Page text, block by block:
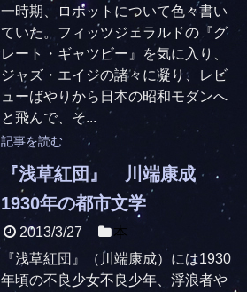
一時期、ロボットについて色々書い
ていた。フィッツジェラルドの『グ
レート・ギャツビー』を気に入り、
ジャズ・エイジの諸々に凝り、レビ
ューばやりから日本の昭和モダンへ
と飛んで、そ...
記事を読む
『浅草紅団』 川端康成
1930年の都市文学
2013/3/27
本
『浅草紅団』（川端康成）には1930
年頃の不良少女不良少年、浮浪者や